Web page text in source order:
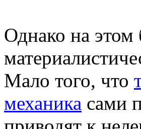
Однако на
Мало того, что
механика сами